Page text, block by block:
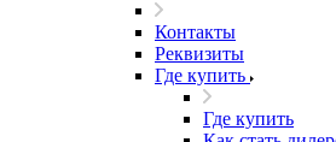
Контакты
Реквизиты
Где купить
Где купить